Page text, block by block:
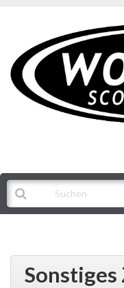
Sonstiges